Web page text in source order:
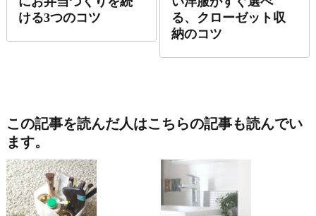
ける3つのコツ
る、クローゼット収
納のコツ
この記事を読んだ人はこちらの記事も読んでい
ます。